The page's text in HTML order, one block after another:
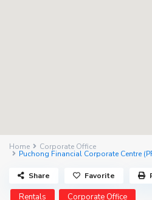
Home Corporate Office
Puchong Financial Corporate Centre
Rentals Corporate Office
Share Favorite